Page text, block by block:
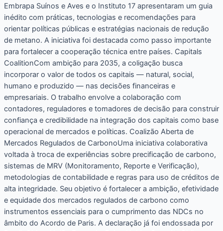
Embrapa Suínos e Aves e o Instituto 17 apresentaram um guia
inédito com práticas, tecnologias e recomendações para
orientar políticas públicas e estratégias nacionais de redução
de metano. A iniciativa foi destacada como passo importante
para fortalecer a cooperação técnica entre países. Capitals
CoalitionCom ambição para 2035, a coligação busca
incorporar o valor de todos os capitais — natural, social,
humano e produzido — nas decisões financeiras e
empresariais. O trabalho envolve a colaboração com
contadores, reguladores e tomadores de decisão para construir
confiança e credibilidade na integração dos capitais como base
operacional de mercados e políticas. Coalizão Aberta de
Mercados Regulados de CarbonoUma iniciativa colaborativa
voltada à troca de experiências sobre precificação de carbono,
sistemas de MRV (Monitoramento, Reporte e Verificação),
metodologias de contabilidade e regras para uso de créditos de
alta integridade. Seu objetivo é fortalecer a ambição, efetividade
e equidade dos mercados regulados de carbono como
instrumentos essenciais para o cumprimento das NDCs no
âmbito do Acordo de Paris. A declaração já foi endossada por